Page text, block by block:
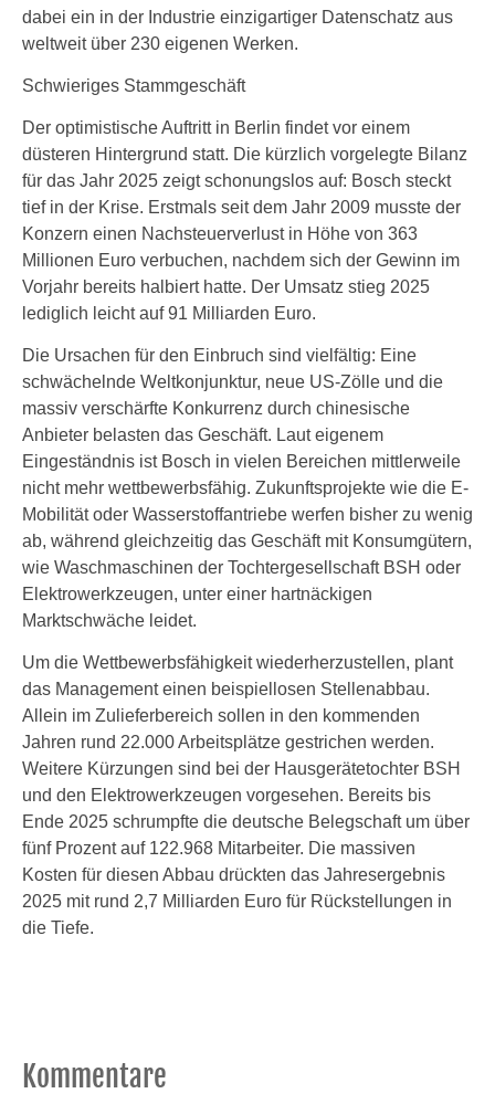
dabei ein in der Industrie einzigartiger Datenschatz aus
weltweit über 230 eigenen Werken.
Schwieriges Stammgeschäft
Der optimistische Auftritt in Berlin findet vor einem
düsteren Hintergrund statt. Die kürzlich vorgelegte Bilanz
für das Jahr 2025 zeigt schonungslos auf: Bosch steckt
tief in der Krise. Erstmals seit dem Jahr 2009 musste der
Konzern einen Nachsteuerverlust in Höhe von 363
Millionen Euro verbuchen, nachdem sich der Gewinn im
Vorjahr bereits halbiert hatte. Der Umsatz stieg 2025
lediglich leicht auf 91 Milliarden Euro.
Die Ursachen für den Einbruch sind vielfältig: Eine
schwächelnde Weltkonjunktur, neue US-Zölle und die
massiv verschärfte Konkurrenz durch chinesische
Anbieter belasten das Geschäft. Laut eigenem
Eingeständnis ist Bosch in vielen Bereichen mittlerweile
nicht mehr wettbewerbsfähig. Zukunftsprojekte wie die E-
Mobilität oder Wasserstoffantriebe werfen bisher zu wenig
ab, während gleichzeitig das Geschäft mit Konsumgütern,
wie Waschmaschinen der Tochtergesellschaft BSH oder
Elektrowerkzeugen, unter einer hartnäckigen
Marktschwäche leidet.
Um die Wettbewerbsfähigkeit wiederherzustellen, plant
das Management einen beispiellosen Stellenabbau.
Allein im Zulieferbereich sollen in den kommenden
Jahren rund 22.000 Arbeitsplätze gestrichen werden.
Weitere Kürzungen sind bei der Hausgerätetochter BSH
und den Elektrowerkzeugen vorgesehen. Bereits bis
Ende 2025 schrumpfte die deutsche Belegschaft um über
fünf Prozent auf 122.968 Mitarbeiter. Die massiven
Kosten für diesen Abbau drückten das Jahresergebnis
2025 mit rund 2,7 Milliarden Euro für Rückstellungen in
die Tiefe.
Kommentare